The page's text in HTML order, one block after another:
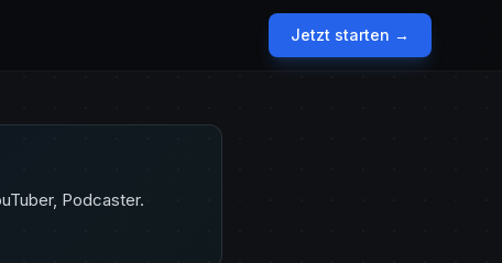
Jetzt starten →
Podcaster.